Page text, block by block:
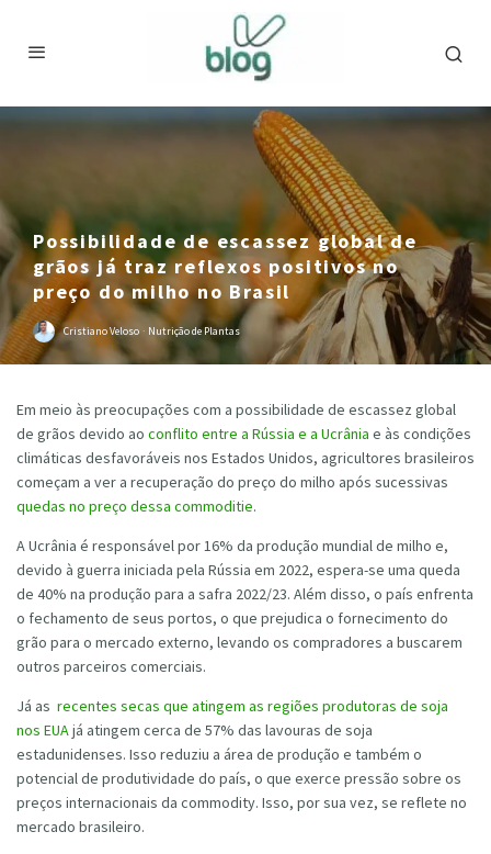
Possibilidade de escassez global de
grãos já traz reflexos positivos no
preço do milho no Brasil
Cristiano Veloso · Nutrição de Plantas
Em meio às preocupações com a possibilidade de escassez global
de grãos devido ao conflito entre a Rússia e a Ucrânia e às condições
climáticas desfavoráveis nos Estados Unidos, agricultores brasileiros
começam a ver a recuperação do preço do milho após sucessivas
quedas no preço dessa commoditie.
A Ucrânia é responsável por 16% da produção mundial de milho e,
devido à guerra iniciada pela Rússia em 2022, espera-se uma queda
de 40% na produção para a safra 2022/23. Além disso, o país enfrenta
o fechamento de seus portos, o que prejudica o fornecimento do
grão para o mercado externo, levando os compradores a buscarem
outros parceiros comerciais.
Já as recentes secas que atingem as regiões produtoras de soja
nos EUAjá atingem cerca de 57% das lavouras de soja
estadunidenses. Isso reduziu a área de produção e também o
potencial de produtividade do país, o que exerce pressão sobre os
preços internacionais da commodity. Isso, por sua vez, se reflete no
mercado brasileiro.